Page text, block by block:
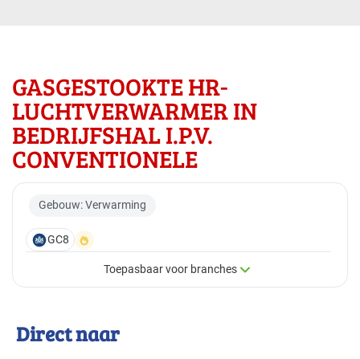
GASGESTOOKTE HR-
LUCHTVERWARMER IN
BEDRIJFSHAL I.P.V.
CONVENTIONELE
Gebouw: Verwarming
GC8
Toepasbaar voor branches
Toepasbaar voor branches
Direct naar